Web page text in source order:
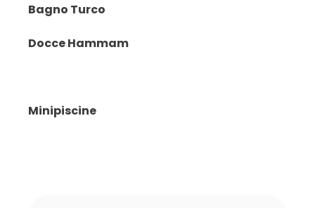
Bagno Turco
Docce Hammam
Minipiscine